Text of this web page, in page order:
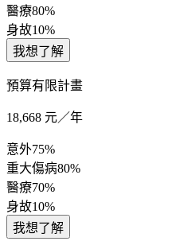
醫療80%
身故10%
我想了解
預算有限計畫
18,668 元／年
意外75%
重大傷病80%
醫療70%
身故10%
我想了解